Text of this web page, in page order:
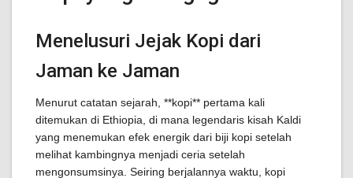
Menelusuri Jejak Kopi dari
Jaman ke Jaman
Menurut catatan sejarah, **kopi** pertama kali
ditemukan di Ethiopia, di mana legendaris kisah Kaldi
yang menemukan efek energik dari biji kopi setelah
melihat kambingnya menjadi ceria setelah
mengonsumsinya. Seiring berjalannya waktu, kopi